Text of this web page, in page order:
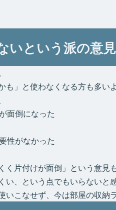
いという派の意見
」と使わなくなる方も多いよ
面倒になった
性がなかった
片付けが面倒」という意見
、という点でもいらないと
こなせず、今は部屋の収納